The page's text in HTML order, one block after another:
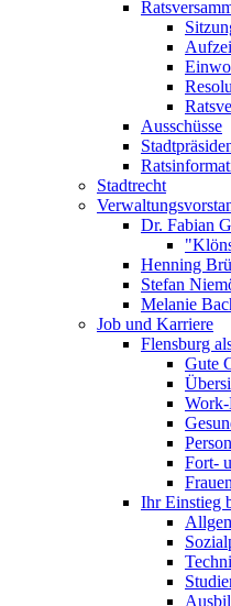
Ausschüsse
Stadtrecht
Dr. Fabian
Henning
Stefan
Melanie
Job und Karriere
Flensburg
Gute
Fort-
Ihr Einstieg